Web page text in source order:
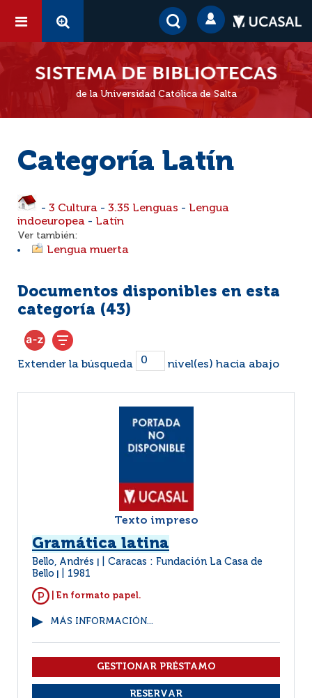
de la Universidad Católica de Salta
Categoría Latín
- 3 Cultura - 3.35 Lenguas - Lengua
indoeuropea - Latín
Ver también:
Lengua muerta
Documentos disponibles en esta
categoría (43)
Extender la búsqueda nivel(es) hacia abajo
Texto impreso
Gramática latina
Bello, Andrés
Caracas : Fundación La Casa de
Bello
1981
| En formato papel.
MÁS INFORMACIÓN...